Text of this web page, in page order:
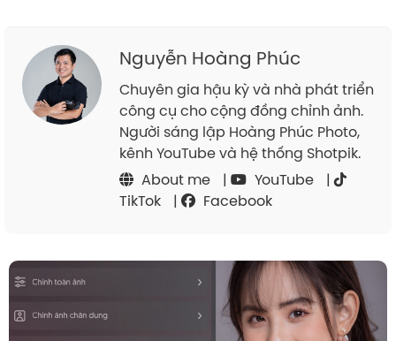
Nguyễn Hoàng Phúc
Chuyên gia hậu kỳ và nhà phát triển
công cụ cho cộng đồng chỉnh ảnh.
Người sáng lập Hoàng Phúc Photo,
kênh YouTube và hệ thống Shotpik.
About me
| YouTube
|
TikTok
| Facebook